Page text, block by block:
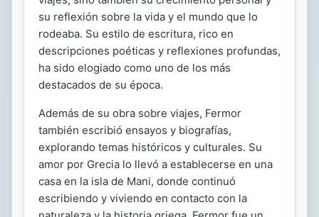
su reflexión sobre la vida y el mundo que lo
rodeaba. Su estilo de escritura, rico en
descripciones poéticas y reflexiones profundas,
ha sido elogiado como uno de los más
destacados de su época.
Además de su obra sobre viajes, Fermor
también escribió ensayos y biografías,
explorando temas históricos y culturales. Su
amor por Grecia lo llevó a establecerse en una
casa en la isla de Mani, donde continuó
escribiendo y viviendo en contacto con la